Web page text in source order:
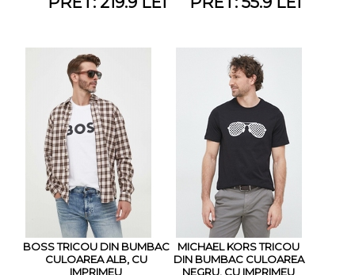
BOSS TRICOU DIN BUMBAC
CULOAREA ALB, CU
IMPRIMEU
MICHAEL KORS TRICOU
DIN BUMBAC CULOAREA
NEGRU, CU IMPRIMEU